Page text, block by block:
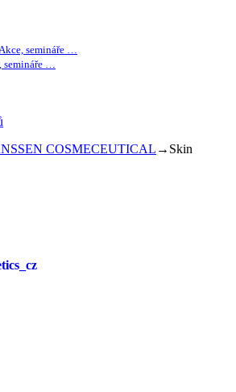
semináře …
semináře …
COSMECEUTICAL → Skin